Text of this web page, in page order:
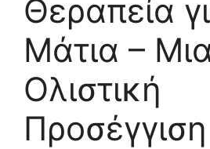
Θεραπεία
Μάτια –
Ολιστική
Προσέγγιση